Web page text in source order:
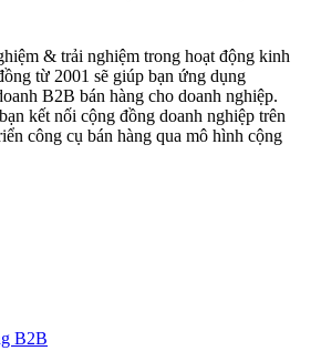
& trải nghiệm trong hoạt động kinh
từ 2001 sẽ giúp bạn ứng dụng
B2B bán hàng cho doanh nghiệp.
kết nối cộng đồng doanh nghiệp trên
công cụ bán hàng qua mô hình cộng
B2B